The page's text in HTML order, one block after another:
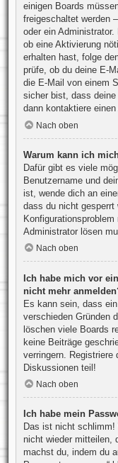
einigen Boards
freigeschaltet werden
oder ein
ob eine Aktivierung
erhalten hast, folge
prüfe, ob du deine E-
die E-Mail von einem
sicher bist, dass deine
dann kontaktiere
Nach oben
Warum kann ich
Dafür gibt es viele
Benutzername und
ist, wende dich an
dass du nicht
Administrator lösen
Nach oben
Ich habe mich vor
nicht mehr
Es kann sein, dass
verschieden Gründen
löschen viele Boards
keine Beiträge
verringern. Registriere
Diskussionen teil!
Nach oben
Ich habe mein
Das ist nicht
nicht wieder mitteilen,
machst du, indem du